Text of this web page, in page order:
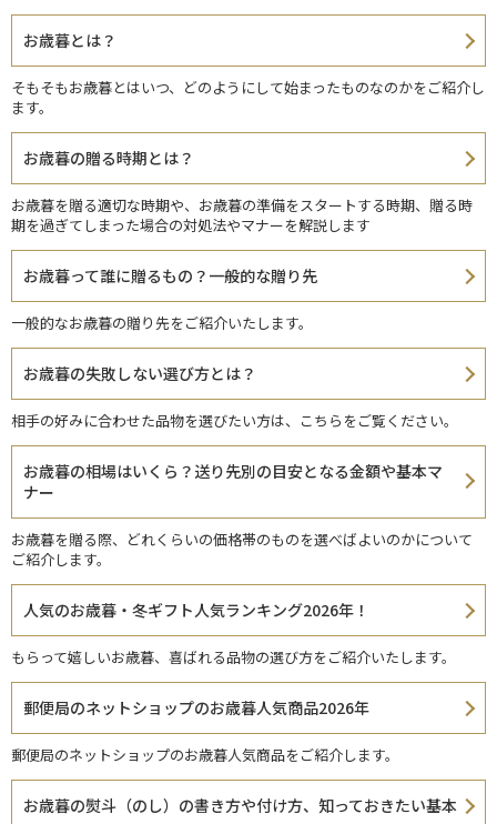
お歳暮とは？
そもそもお歳暮とはいつ、どのようにして始まったものなのかをご紹介し
ます。
お歳暮の贈る時期とは？
お歳暮を贈る適切な時期や、お歳暮の準備をスタートする時期、贈る時
期を過ぎてしまった場合の対処法やマナーを解説します
お歳暮って誰に贈るもの？一般的な贈り先
一般的なお歳暮の贈り先をご紹介いたします。
お歳暮の失敗しない選び方とは？
相手の好みに合わせた品物を選びたい方は、こちらをご覧ください。
お歳暮の相場はいくら？送り先別の目安となる金額や基本マ
ナー
お歳暮を贈る際、どれくらいの価格帯のものを選べばよいのかについて
ご紹介します。
人気のお歳暮・冬ギフト人気ランキング2026年！
もらって嬉しいお歳暮、喜ばれる品物の選び方をご紹介いたします。
郵便局のネットショップのお歳暮人気商品2026年
郵便局のネットショップのお歳暮人気商品をご紹介します。
お歳暮の熨斗（のし）の書き方や付け方、知っておきたい基本